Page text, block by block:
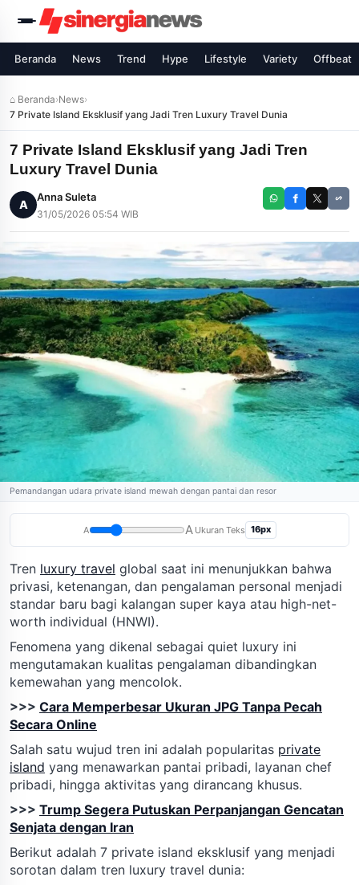
Beranda News Trend Hype Lifestyle Variety Offbeat
⌂ Beranda›News›
7 Private Island Eksklusif yang Jadi Tren Luxury Travel Dunia
7 Private Island Eksklusif yang Jadi Tren
Luxury Travel Dunia
A
Anna Suleta
31/05/2026 05:54 WIB
Pemandangan udara private island mewah dengan pantai dan resor
A A Ukuran Teks 16px
Tren luxury travel global saat ini menunjukkan bahwa
privasi, ketenangan, dan pengalaman personal menjadi
standar baru bagi kalangan super kaya atau high-net-
worth individual (HNWI).
Fenomena yang dikenal sebagai quiet luxury ini
mengutamakan kualitas pengalaman dibandingkan
kemewahan yang mencolok.
>>> Cara Memperbesar Ukuran JPG Tanpa Pecah
Secara Online
Salah satu wujud tren ini adalah popularitas private
island yang menawarkan pantai pribadi, layanan chef
pribadi, hingga aktivitas yang dirancang khusus.
>>> Trump Segera Putuskan Perpanjangan Gencatan
Senjata dengan Iran
Berikut adalah 7 private island eksklusif yang menjadi
sorotan dalam tren luxury travel dunia: